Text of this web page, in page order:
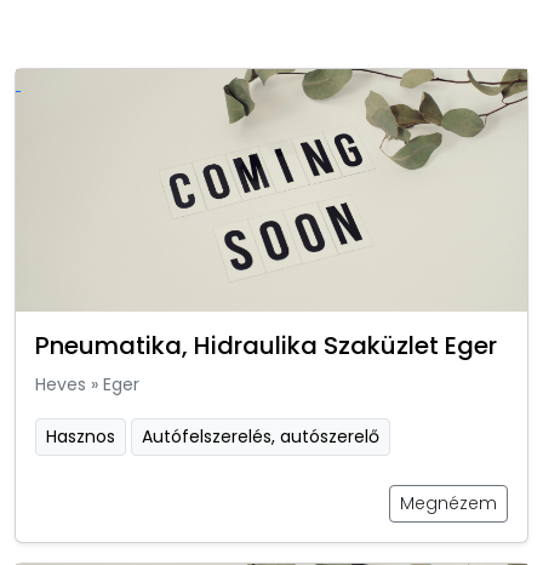
Pneumatika, Hidraulika Szaküzlet Eger
Heves » Eger
Hasznos Autófelszerelés, autószerelő
Megnézem